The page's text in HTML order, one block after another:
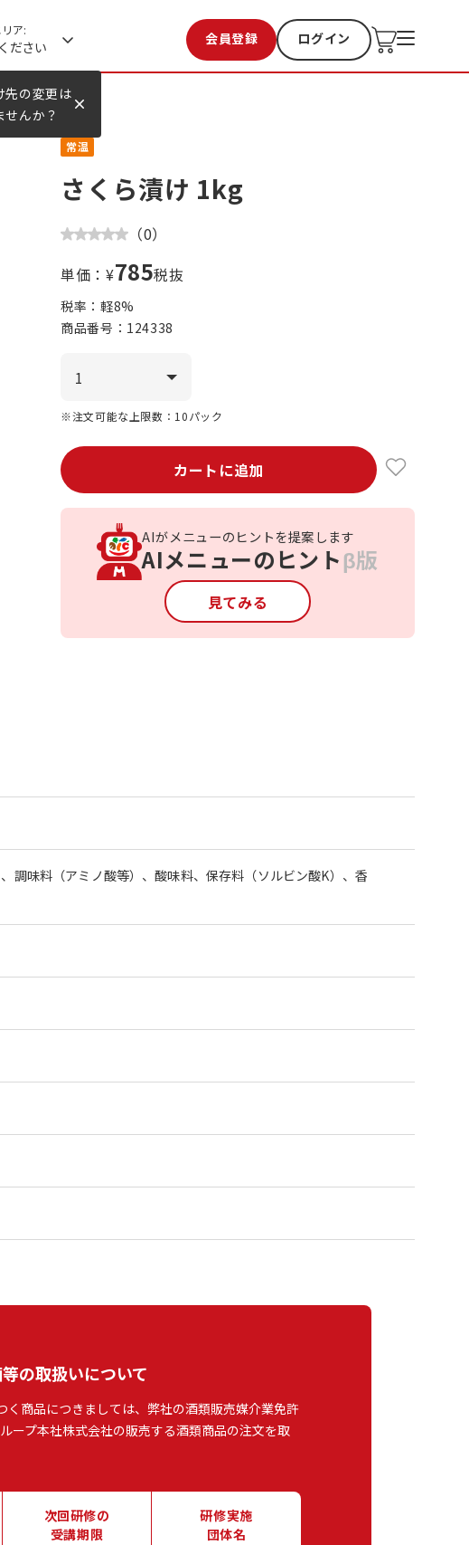
先の変更は
せんか？
ア:
ださい 会員登録 ログイン
お気に入り 過去購入
常温
さくら漬け 1kg
（0）
単価：¥785税抜
税率：軽8%
商品番号： 124338
※注文可能な上限数：10パック
カートに追加
AIがメニューのヒントを提案します
AIメニューのヒントβ版
見てみる
調味料（アミノ酸等）、酸味料、保存料（ソルビン酸K）、香
の取扱いについて
く商品につきましては、弊社の酒類販売媒介業免許
ープ本社株式会社の販売する酒類商品の注文を取
次回研修の
受講期限
研修実施
団体名